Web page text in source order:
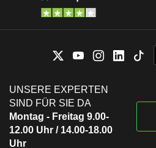
UNSERE EXPERTEN
SIND FÜR SIE DA
Montag - Freitag 9.00-
12.00 Uhr / 14.00-18.00
Uhr